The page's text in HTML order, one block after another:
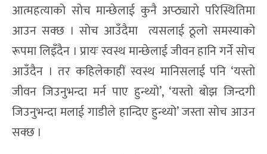
आत्महत्याको सोच मान्छेलाई कुनै अप्ठ्यारो परिस्थितिमा
आउन सक्छ । सोच आउँदैमा त्यसलाई ठूलो समस्याको
रूपमा लिइँदैन । प्रायः स्वस्थ मान्छेलाई जीवन हानि गर्ने सोच
आउँदैन । तर कहिलेकाहीं स्वस्थ मानिसलाई पनि ‘यस्तो
जीवन जिउनुभन्दा मर्न पाए हुन्थ्यो’, ‘यस्तो बोझ जिन्दगी
जिउनुभन्दा मलाई गाडीले हान्दिए हुन्थ्यो’ जस्ता सोच आउन
सक्छ ।